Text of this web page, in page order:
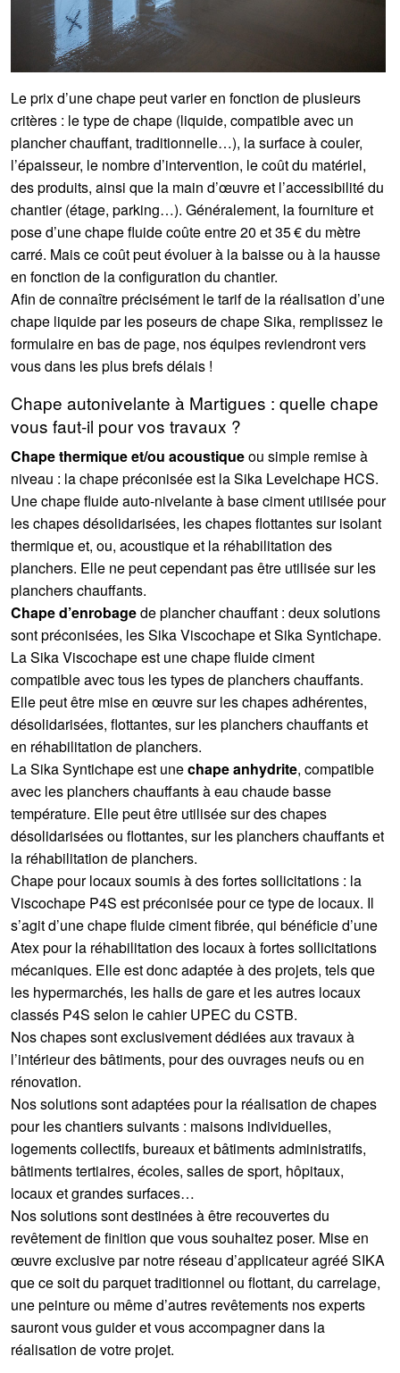
Le prix d’une chape peut varier en fonction de plusieurs
critères : le type de chape (liquide, compatible avec un
plancher chauffant, traditionnelle…), la surface à couler,
l’épaisseur, le nombre d’intervention, le coût du matériel,
des produits, ainsi que la main d’œuvre et l’accessibilité du
chantier (étage, parking…). Généralement, la fourniture et
pose d’une chape fluide coûte entre 20 et 35 € du mètre
carré. Mais ce coût peut évoluer à la baisse ou à la hausse
en fonction de la configuration du chantier.
Afin de connaître précisément le tarif de la réalisation d’une
chape liquide par les poseurs de chape Sika, remplissez le
formulaire en bas de page, nos équipes reviendront vers
vous dans les plus brefs délais !
Chape autonivelante à Martigues : quelle chape
vous faut-il pour vos travaux ?
Chape thermique et/ou acoustiqueou simple remise à
niveau : la chape préconisée est la Sika Levelchape HCS.
Une chape fluide auto-nivelante à base ciment utilisée pour
les chapes désolidarisées, les chapes flottantes sur isolant
thermique et, ou, acoustique et la réhabilitation des
planchers. Elle ne peut cependant pas être utilisée sur les
planchers chauffants.
Chape d’enrobagede plancher chauffant : deux solutions
sont préconisées, les Sika Viscochape et Sika Syntichape.
La Sika Viscochape est une chape fluide ciment
compatible avec tous les types de planchers chauffants.
Elle peut être mise en œuvre sur les chapes adhérentes,
désolidarisées, flottantes, sur les planchers chauffants et
en réhabilitation de planchers.
La Sika Syntichape est unechape anhydrite, compatible
avec les planchers chauffants à eau chaude basse
température. Elle peut être utilisée sur des chapes
désolidarisées ou flottantes, sur les planchers chauffants et
la réhabilitation de planchers.
Chape pour locaux soumis à des fortes sollicitations : la
Viscochape P4S est préconisée pour ce type de locaux. Il
s’agit d’une chape fluide ciment fibrée, qui bénéficie d’une
Atex pour la réhabilitation des locaux à fortes sollicitations
mécaniques. Elle est donc adaptée à des projets, tels que
les hypermarchés, les halls de gare et les autres locaux
classés P4S selon le cahier UPEC du CSTB.
Nos chapes sont exclusivement dédiées aux travaux à
l’intérieur des bâtiments, pour des ouvrages neufs ou en
rénovation.
Nos solutions sont adaptées pour la réalisation de chapes
pour les chantiers suivants : maisons individuelles,
logements collectifs, bureaux et bâtiments administratifs,
bâtiments tertiaires, écoles, salles de sport, hôpitaux,
locaux et grandes surfaces…
Nos solutions sont destinées à être recouvertes du
revêtement de finition que vous souhaitez poser. Mise en
œuvre exclusive par notre réseau d’applicateur agréé SIKA
que ce soit du parquet traditionnel ou flottant, du carrelage,
une peinture ou même d’autres revêtements nos experts
sauront vous guider et vous accompagner dans la
réalisation de votre projet.